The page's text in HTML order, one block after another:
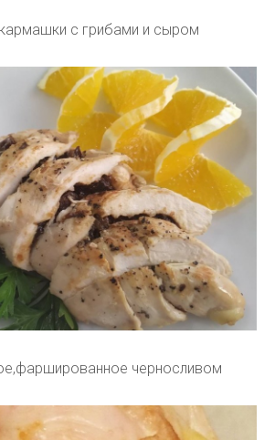
с грибами и сыром
черносливом